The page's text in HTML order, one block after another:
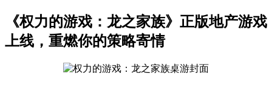
《权力的游戏：龙之家族》正版地产游戏
上线，重燃你的策略寄情